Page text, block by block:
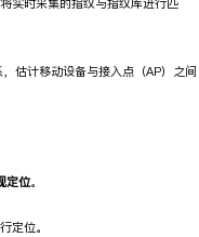
估计移动设备与接入点（AP）之间
定位。
定位。